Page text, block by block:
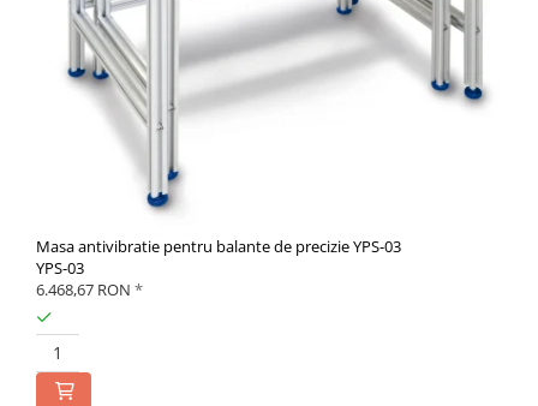
Masa antivibratie pentru balante de precizie YPS-03
YPS-03
6.468,67 RON *